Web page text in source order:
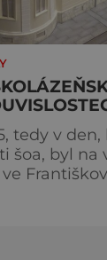
tedy v den,
šoa, byl na
lázeňského